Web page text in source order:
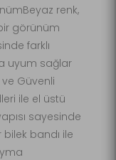
renk,
görünüm
farklı
uyum sağlar
ve Güvenli
ile el üstü
sayesinde
bandı ile